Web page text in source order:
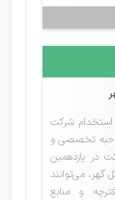
شرکت
تخصصی و
در یازدهمین
می‌توانند
و منابع